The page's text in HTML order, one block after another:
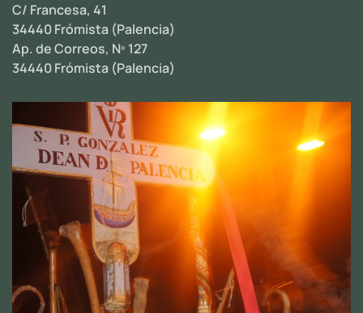
C/ Francesa, 41
34440 Frómista (Palencia)
Ap. de Correos, Nº 127
34440 Frómista (Palencia)